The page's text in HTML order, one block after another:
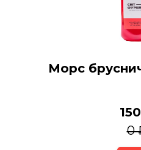
Морс
0